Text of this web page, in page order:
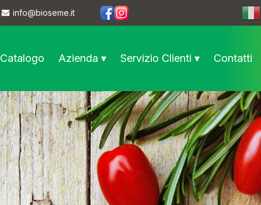
info@bioseme.it
https://www.facebook.com/bioseme.it/
https://www.instagram.com/bioseme.it/
Catalogo Azienda ▾ Servizio Clienti ▾ Contatti